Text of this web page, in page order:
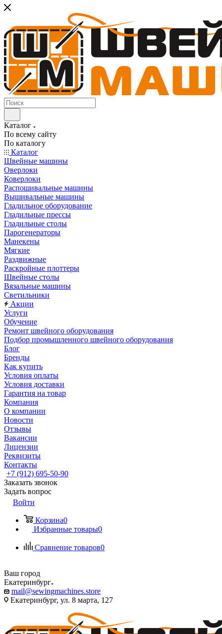
Каталог
По всему сайту
По каталогу
Каталог
Швейные машины
Оверлоки
Коверлоки
Распошивальные машины
Вышивальные машины
Гладильное оборудование
Гладильные прессы
Гладильные столы
Парогенераторы
Манекены
Мягкие
Раздвижные
Раскройные плоттеры
Швейные столы
Вязальные машины
Светильники
Акции
Услуги
Обучение
Ремонт швейного оборудования
Подбор промышленного швейного оборудования
Блог
Бренды
Как купить
Условия оплаты
Условия доставки
Гарантия на товар
Компания
О компании
Новости
Отзывы
Вакансии
Лицензии
Реквизиты
Контакты
+7 (912) 695-50-90
Заказать звонок
Задать вопрос
Войти
Корзина0
Избранные товары0
Сравнение товаров0
Ваш город
Екатеринбург
mail@sewingmachines.store
Екатеринбург, ул. 8 марта, 127